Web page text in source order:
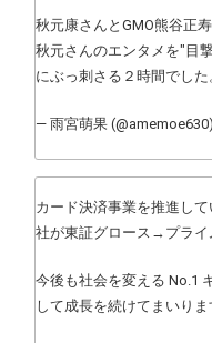
秋元康さんとGMO熊谷正
秋元さんのエンタメを"目
にぶっ刺さる２時間でした
— 雨宮萌果 (@amemoe630)
カード決済事業を推進し
社が東証グロース→プライ
今後も社会を変える No.1
して成長を続けてまいりま